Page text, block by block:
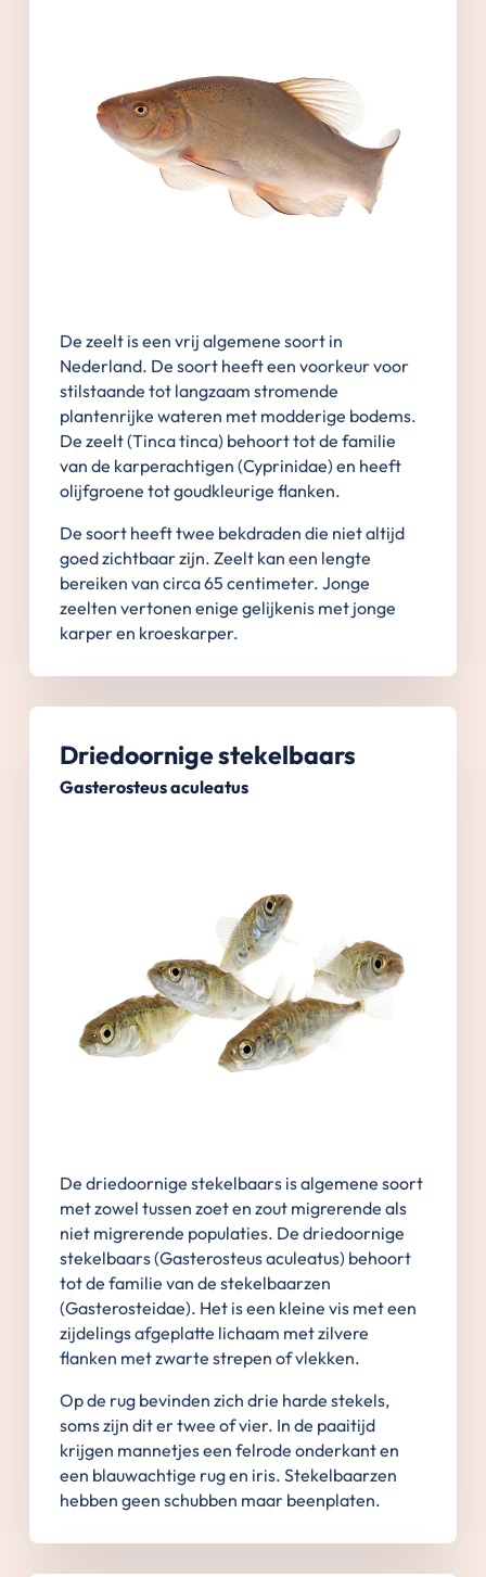
De zeelt is een vrij algemene soort in
Nederland. De soort heeft een voorkeur voor
stilstaande tot langzaam stromende
plantenrijke wateren met modderige bodems.
De zeelt (Tinca tinca) behoort tot de familie
van de karperachtigen (Cyprinidae) en heeft
olijfgroene tot goudkleurige flanken.
De soort heeft twee bekdraden die niet altijd
goed zichtbaar zijn. Zeelt kan een lengte
bereiken van circa 65 centimeter. Jonge
zeelten vertonen enige gelijkenis met jonge
karper en kroeskarper.
Driedoornige stekelbaars
Gasterosteus aculeatus
De driedoornige stekelbaars is algemene soort
met zowel tussen zoet en zout migrerende als
niet migrerende populaties. De driedoornige
stekelbaars (Gasterosteus aculeatus) behoort
tot de familie van de stekelbaarzen
(Gasterosteidae). Het is een kleine vis met een
zijdelings afgeplatte lichaam met zilvere
flanken met zwarte strepen of vlekken.
Op de rug bevinden zich drie harde stekels,
soms zijn dit er twee of vier. In de paaitijd
krijgen mannetjes een felrode onderkant en
een blauwachtige rug en iris. Stekelbaarzen
hebben geen schubben maar beenplaten.